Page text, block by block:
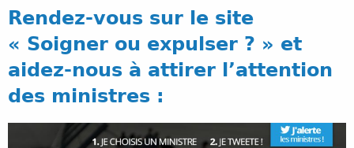
Rendez-vous sur le site
« Soigner ou expulser ? » et
aidez-nous à attirer l’attention
des ministres :